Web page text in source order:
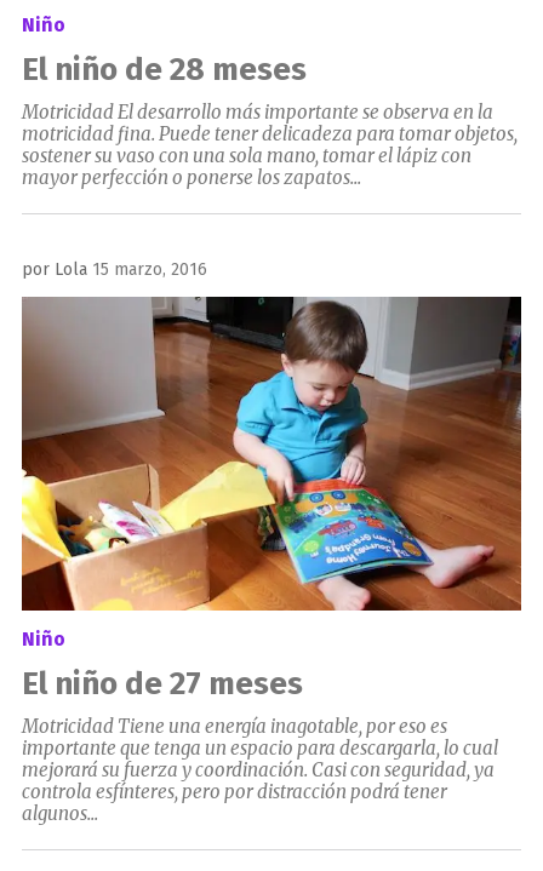
Niño
El niño de 28 meses
Motricidad El desarrollo más importante se observa en la
motricidad fina. Puede tener delicadeza para tomar objetos,
sostener su vaso con una sola mano, tomar el lápiz con
mayor perfección o ponerse los zapatos...
por Lola Publicado
el
15 marzo, 2016
Niño
El niño de 27 meses
Motricidad Tiene una energía inagotable, por eso es
importante que tenga un espacio para descargarla, lo cual
mejorará su fuerza y coordinación. Casi con seguridad, ya
controla esfínteres, pero por distracción podrá tener
algunos...